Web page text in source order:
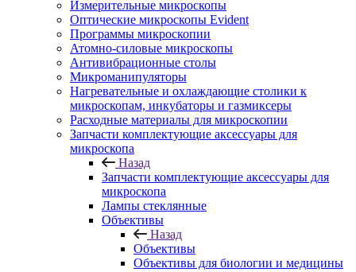
Измерительные микроскопы
Оптические микроскопы Evident
Программы микроскопии
Атомно-силовые микроскопы
Антивибрационные столы
Микроманипуляторы
Нагревательные и охлаждающие столики к
микроскопам, инкубаторы и газмиксеры
Расходные материалы для микроскопии
Запчасти комплектующие аксессуары для
микроскопа
Назад
Запчасти комплектующие аксессуары для
микроскопа
Лампы стеклянные
Объективы
Назад
Объективы
Объективы для биологии и медицины